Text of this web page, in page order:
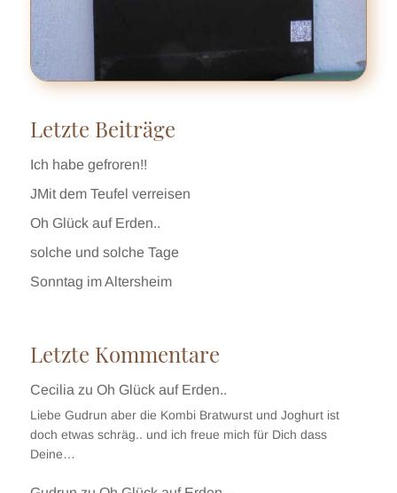
Letzte Beiträge
Ich habe gefroren!!
JMit dem Teufel verreisen
Oh Glück auf Erden..
solche und solche Tage
Sonntag im Altersheim
Letzte Kommentare
Ceciliazu Oh Glück auf Erden..
Liebe Gudrun aber die Kombi Bratwurst und Joghurt ist
doch etwas schräg.. und ich freue mich für Dich dass
Deine…